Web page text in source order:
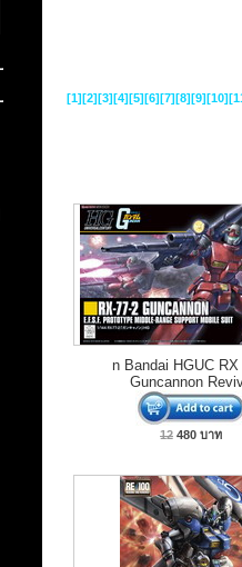
[1][2][3][4][5][6][7][8][9][10]
n Bandai HGUC RX
Guncannon
12 480 บาท